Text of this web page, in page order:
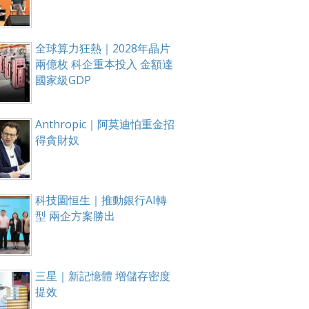
全球算力狂熱｜2028年晶片
兩億枚 科企重本投入 金額達
國家級GDP
Anthropic｜阿莫迪怕重金招
得貪財奴
科技園恒生｜推動銀行AI轉
型 兩企方案勝出
三星｜新記憶體 增儲存密度
提效